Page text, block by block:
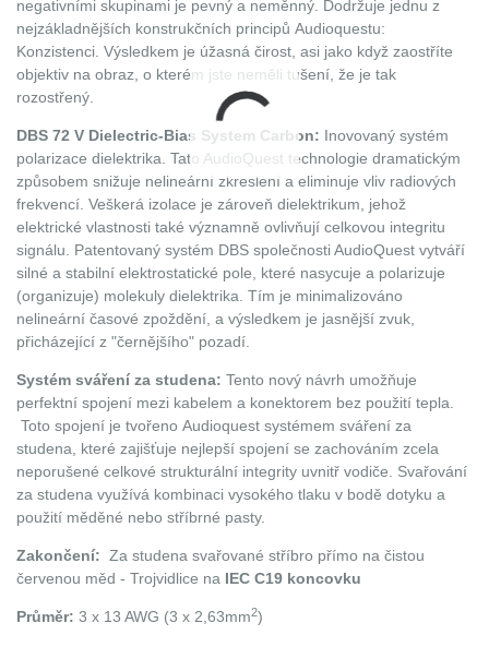
negativními skupinami je pevný a neměnný. Dodržuje jednu z
nejzákladnějších konstrukčních principů Audioquestu:
Konzistenci. Výsledkem je úžasná čirost, asi jako když zaostříte
objektiv na obraz, o kterém jste neměli tušení, že je tak
rozostřený.
DBS 72 V Dielectric-Bias System Carbon: Inovovaný systém
polarizace dielektrika. Tato AudioQuest technologie dramatickým
způsobem snižuje nelineární zkreslení a eliminuje vliv radiových
frekvencí. Veškerá izolace je zároveň dielektrikum, jehož
elektrické vlastnosti také významně ovlivňují celkovou integritu
signálu. Patentovaný systém DBS společnosti AudioQuest vytváří
silné a stabilní elektrostatické pole, které nasycuje a polarizuje
(organizuje) molekuly dielektrika. Tím je minimalizováno
nelineární časové zpoždění, a výsledkem je jasnější zvuk,
přicházející z "černějšího" pozadí.
Systém sváření za studena: Tento nový návrh umožňuje
perfektní spojení mezi kabelem a konektorem bez použití tepla.
Toto spojení je tvořeno Audioquest systémem sváření za
studena, které zajišťuje nejlepší spojení se zachováním zcela
neporušené celkové strukturální integrity uvnitř vodiče. Svařování
za studena využívá kombinaci vysokého tlaku v bodě dotyku a
použití měděné nebo stříbrné pasty.
Zakončení: Za studena svařované stříbro přímo na čistou
červenou měd - Trojvidlice na IEC C19 koncovku
Průměr: 3 x 13 AWG (3 x 2,63mm2)